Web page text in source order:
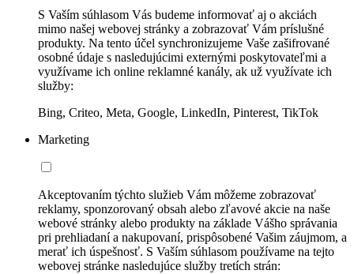
S Vaším súhlasom Vás budeme informovať aj o akciách
mimo našej webovej stránky a zobrazovať Vám príslušné
produkty. Na tento účel synchronizujeme Vaše zašifrované
osobné údaje s nasledujúcimi externými poskytovateľmi a
využívame ich online reklamné kanály, ak už využívate ich
služby:
Bing, Criteo, Meta, Google, LinkedIn, Pinterest, TikTok
Marketing
Akceptovaním týchto služieb Vám môžeme zobrazovať
reklamy, sponzorovaný obsah alebo zľavové akcie na naše
webové stránky alebo produkty na základe Vášho správania
pri prehliadaní a nakupovaní, prispôsobené Vašim záujmom, a
merať ich úspešnosť. S Vaším súhlasom používame na tejto
webovej stránke nasledujúce služby tretích strán: